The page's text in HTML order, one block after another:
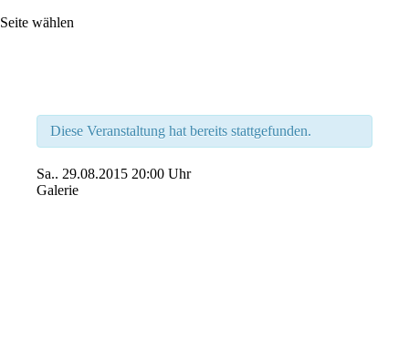
Seite wählen
Diese Veranstaltung hat bereits stattgefunden.
Sa.. 29.08.2015 20:00 Uhr
Galerie